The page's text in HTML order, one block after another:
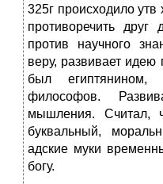
325г происходило утв
противоречить друг
против научного
веру, развивает идею
был египтянином,
философов.
мышления. Считал,
буквальный,
адские муки
богу.